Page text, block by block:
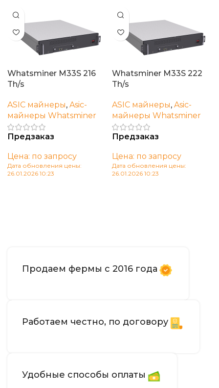
Whatsminer M33S 216
Th/s
ASIC майнеры, Asic-
майнеры Whatsminer
Предзаказ
Цена: по запросу
Дата обновления цены:
26.01.2026 10:23
Whatsminer M33S 222
Th/s
ASIC майнеры, Asic-
майнеры Whatsminer
Предзаказ
Цена: по запросу
Дата обновления цены:
26.01.2026 10:23
Продаем фермы с 2016 года
Работаем честно, по договору
Удобные способы оплаты